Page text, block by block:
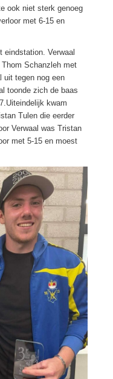
ook niet sterk genoeg
met 6-15 en
eindstation. Verwaal
Schanzleh met
uit tegen nog een
toonde zich de baas
kwam
Tulen die eerder
Verwaal was Tristan
met 5-15 en moest